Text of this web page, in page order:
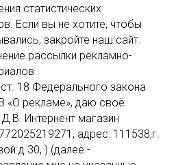
статистических
Если вы не хотите, чтобы
закройте наш сайт.
рассылки рекламно-
18 Федерального закона
«О рекламе», даю своё
Интернент магазин
адрес: 111538,г.
д.30, ) (далее -